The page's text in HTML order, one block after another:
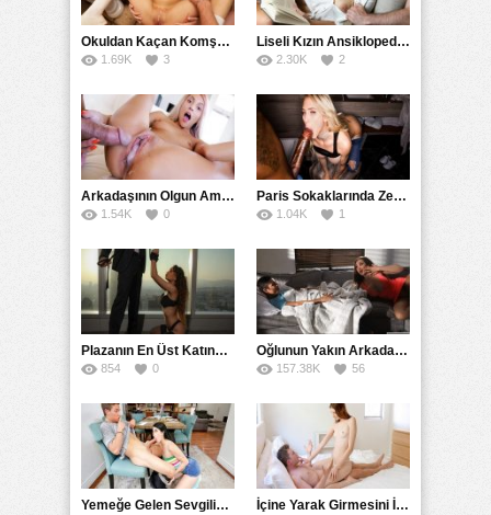
Okuldan Kaçan Komşu Kızını Bakire Sanıp Götten Sikti
1.69K 3
Liseli Kızın Ansiklopedisini Kitap Gibi Tane Tane Okudu
2.30K 2
Arkadaşının Olgun Amcasına Siktirip İçine Boşalmasını İstedi
1.54K 0
Paris Sokaklarında Zenci Yarağını Gırtlağına Kadar İndirdi
1.04K 1
Plazanın En Üst Katında Üst Seviye Köle Fantezisi Sikişi
854 0
Oğlunun Yakın Arkadaşına Yorgan Altından Sulanan Milf
157.38K 56
Yemeğe Gelen Sevgilisinin Arkadaşına Yarak Yedirdi İçine Yarak Girmesini İsteyince Kuzeninin Penisini Kullandı